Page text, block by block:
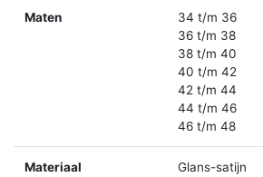
Maten
34 t/m 36
36 t/m 38
38 t/m 40
40 t/m 42
42 t/m 44
44 t/m 46
46 t/m 48
Materiaal Glans-satijn